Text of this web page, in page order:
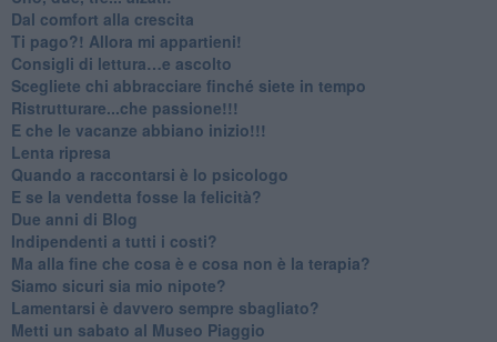
​Dal comfort alla crescita
​Ti pago?! Allora mi appartieni!​
​Consigli di lettura…e ascolto
​Scegliete chi abbracciare finché siete in tempo
​Ristrutturare...che passione!!!
​E che le vacanze abbiano inizio!!!
​Lenta ripresa
​Quando a raccontarsi è lo psicologo
​E se la vendetta fosse la felicità?
​Due anni di Blog
​Indipendenti a tutti i costi?
​Ma alla fine che cosa è e cosa non è la terapia?
​Siamo sicuri sia mio nipote?
​Lamentarsi è davvero sempre sbagliato?
​Metti un sabato al Museo Piaggio